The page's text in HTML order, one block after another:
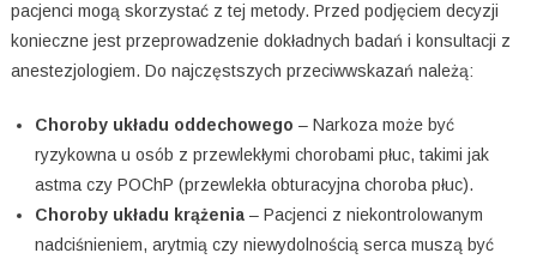
pacjenci mogą skorzystać z tej metody. Przed podjęciem decyzji
konieczne jest przeprowadzenie dokładnych badań i konsultacji z
anestezjologiem. Do najczęstszych przeciwwskazań należą:
Choroby układu oddechowego – Narkoza może być
ryzykowna u osób z przewlekłymi chorobami płuc, takimi jak
astma czy POChP (przewlekła obturacyjna choroba płuc).
Choroby układu krążenia– Pacjenci z niekontrolowanym
nadciśnieniem, arytmią czy niewydolnością serca muszą być